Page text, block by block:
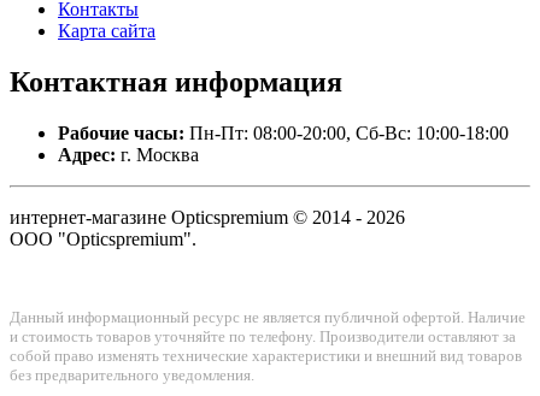
Контакты
Карта сайта
Контактная информация
Рабочие часы: Пн-Пт: 08:00-20:00, Сб-Вс: 10:00-18:00
Адрес: г. Москва
интернет-магазине Opticspremium © 2014 - 2026
ООО "Opticspremium".
Данный информационный ресурс не является публичной офертой. Наличие
и стоимость товаров уточняйте по телефону. Производители оставляют за
собой право изменять технические характеристики и внешний вид товаров
без предварительного уведомления.